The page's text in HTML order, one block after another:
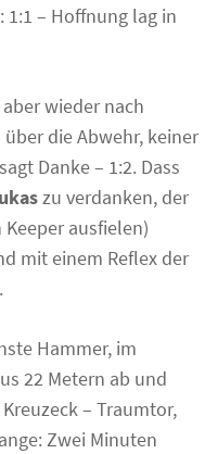
– Hoffnung lag in
wieder nach
die Abwehr, keiner
Danke – 1:2. Dass
zu verdanken, der
ausfielen)
mit einem Reflex der
Hammer, im
22 Metern ab und
– Traumtor,
Zwei Minuten